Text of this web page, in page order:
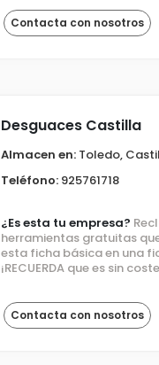
Contacta con nosotros
Desguaces Castilla
Almacen en: Toledo,
Teléfono: 925761718
¿Es esta tu empresa?
herramientas gratuitas
esta ficha básica en una
¡RECUERDA que es sin
Contacta con nosotros